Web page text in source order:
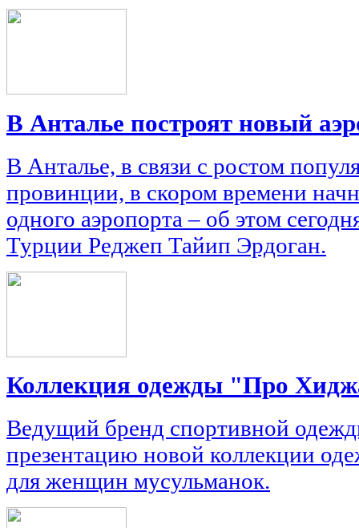
В Анталье построят новый
В Анталье, в связи с ростом
провинции, в скором времени
одного аэропорта – об этом
Турции Реджеп Тайип Эрдоган.
Коллекция одежды "Про
Ведущий бренд спортивной
презентацию новой коллекции
для женщин мусульманок.